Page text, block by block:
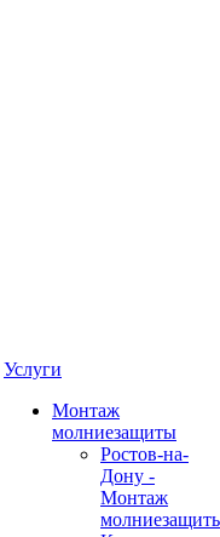
Услуги
Монтаж
молниезащиты
Ростов-на-
Дону -
Монтаж